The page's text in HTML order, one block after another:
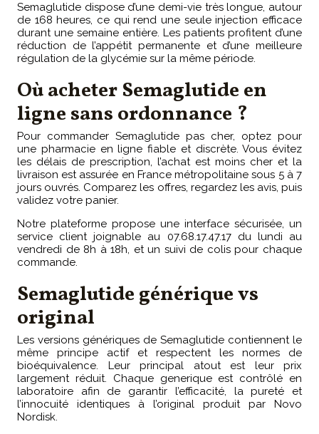
Semaglutide dispose d’une demi-vie très longue, autour
de 168 heures, ce qui rend une seule injection efficace
durant une semaine entière. Les patients profitent d’une
réduction de l’appétit permanente et d’une meilleure
régulation de la glycémie sur la même période.
Où acheter Semaglutide en
ligne sans ordonnance ?
Pour commander Semaglutide pas cher, optez pour
une pharmacie en ligne fiable et discrète. Vous évitez
les délais de prescription, l’achat est moins cher et la
livraison est assurée en France métropolitaine sous 5 à 7
jours ouvrés. Comparez les offres, regardez les avis, puis
validez votre panier.
Notre plateforme propose une interface sécurisée, un
service client joignable au 07.68.17.47.17 du lundi au
vendredi de 8h à 18h, et un suivi de colis pour chaque
commande.
Semaglutide générique vs
original
Les versions génériques de Semaglutide contiennent le
même principe actif et respectent les normes de
bioéquivalence. Leur principal atout est leur prix
largement réduit. Chaque generique est contrôlé en
laboratoire afin de garantir l’efficacité, la pureté et
l’innocuité identiques à l’original produit par Novo
Nordisk.